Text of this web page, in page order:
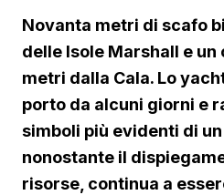
Novanta metri di scafo
delle Isole Marshall e
metri dalla Cala. Lo
porto da alcuni giorni e
simboli più evidenti di
nonostante il
risorse, continua a